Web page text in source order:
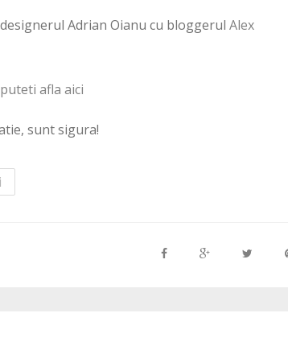
Adrian Oianu cu bloggerul Alex
puteti afla aici
sunt sigura!